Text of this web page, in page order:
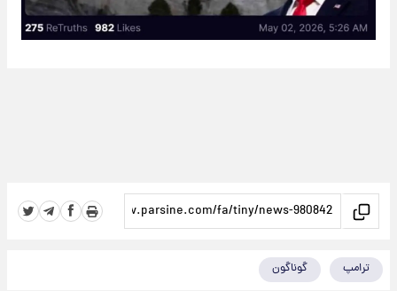
ترامپ گوناگون